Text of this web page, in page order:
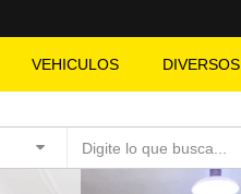
VEHICULOS DIVERSOS